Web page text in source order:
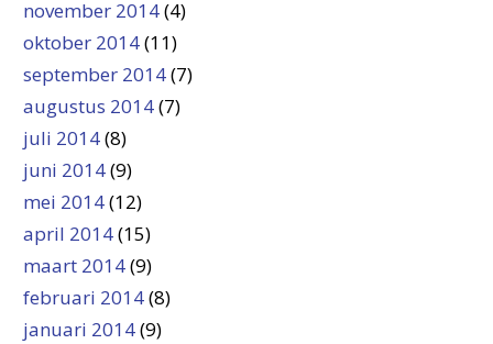
november 2014(4)
oktober 2014(11)
september 2014(7)
augustus 2014(7)
juli 2014(8)
juni 2014(9)
mei 2014(12)
april 2014(15)
maart 2014(9)
februari 2014(8)
januari 2014(9)